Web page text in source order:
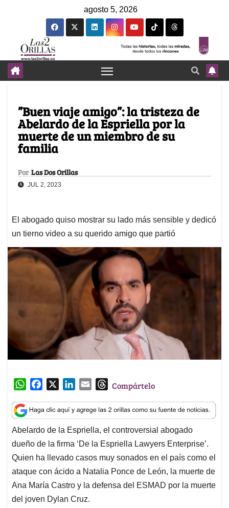
agosto 5, 2026
”Buen viaje amigo”: la tristeza de
Abelardo de la Espriella por la
muerte de un miembro de su
familia
Por Las Dos Orillas
JUL 2, 2023
El abogado quiso mostrar su lado más sensible y dedicó
un tierno video a su querido amigo que partió
W
a
t
s
A
p
p
c
e
b
o
o
k
n
k
e
d
I
n
a
i
l
T
r
e
a
d
s
Compártelo
Abelardo de la Espriella, el controversial abogado
dueño de la firma ‘De la Espriella Lawyers Enterprise’.
Quien ha llevado casos muy sonados en el país como el
ataque con ácido a Natalia Ponce de León, la muerte de
Ana María Castro y la defensa del ESMAD por la muerte
del joven Dylan Cruz.